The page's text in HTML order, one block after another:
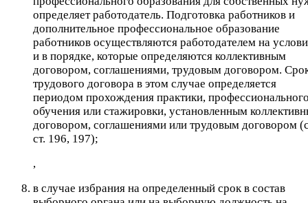
определяет работодатель. Подготовка работников и
дополнительное профессиональное образование
работников осуществляются работодателем на
и в порядке, которые определяются коллективным
договором, соглашениями, трудовым договором.
трудового договора в этом случае определяется
периодом прохождения практики,
обучения или стажировки, установленным
договором, соглашениями или трудовым договором
ст. 196, 197);
,
в случае избрания на определенный срок в состав